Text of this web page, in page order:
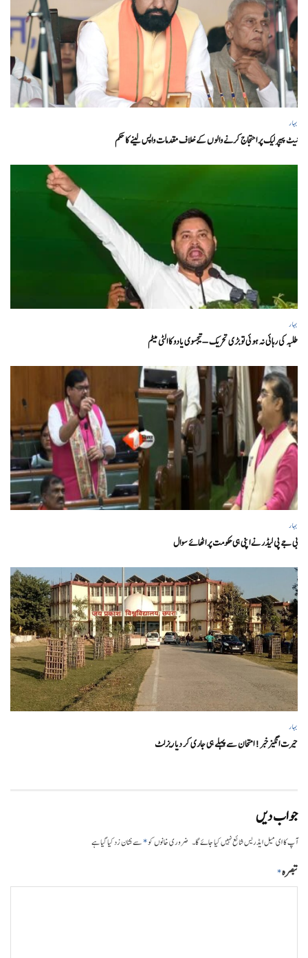
بہار
نیٹ پیپر لیک پر احتجاج کرنے والوں کے خلاف مقدمات واپس لینے کا حکم
بہار
طلبہ کی رہائی نہ ہوئی تو بڑی تحریک – تیجسوی یادو کا الٹی میٹم
بہار
بی جے پی لیڈر نے اپنی ہی حکومت پر اٹھائے سوال
بہار
حیرت انگیزخبر ! امتحان سے پہلے ہی جاری کر دیا ریزلٹ
جواب دیں
آپ کا ای میل ایڈریس شائع نہیں کیا جائے گا۔ ضروری خانوں کو*سے نشان زد کیا گیا ہے
تبصرہ*